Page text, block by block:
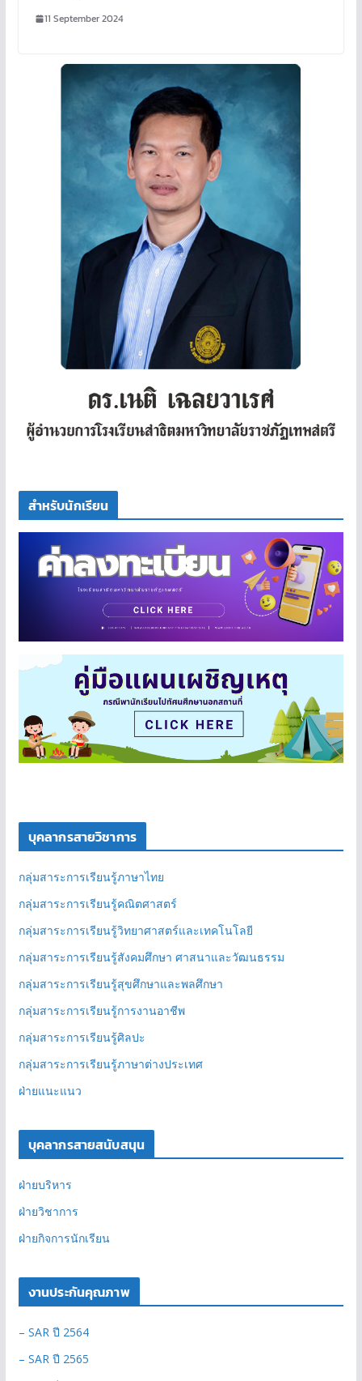
11 September 2024
สำหรับนักเรียน
บุคลากรสายวิชาการ
กลุ่มสาระการเรียนรู้ภาษาไทย
กลุ่มสาระการเรียนรู้คณิตศาสตร์
กลุ่มสาระการเรียนรู้วิทยาศาสตร์และเทคโนโลยี
กลุ่มสาระการเรียนรู้สังคมศึกษา ศาสนาและวัฒนธรรม
กลุ่มสาระการเรียนรู้สุขศึกษาและพลศึกษา
กลุ่มสาระการเรียนรู้การงานอาชีพ
กลุ่มสาระการเรียนรู้ศิลปะ
กลุ่มสาระการเรียนรู้ภาษาต่างประเทศ
ฝ่ายแนะแนว
บุคลากรสายสนับสนุน
ฝ่ายบริหาร
ฝ่ายวิชาการ
ฝ่ายกิจการนักเรียน
งานประกันคุณภาพ
– SAR ปี 2564
– SAR ปี 2565